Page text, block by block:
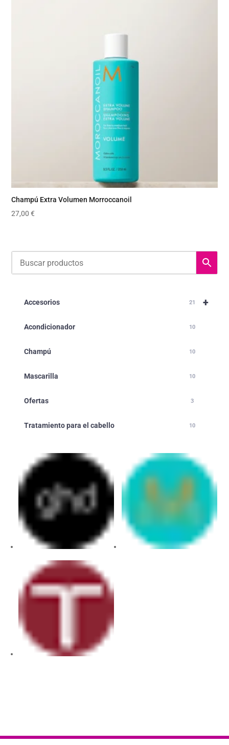
+
Accesorios 21
Acondicionador 10
Champú 10
Mascarilla 10
Ofertas 3
Tratamiento para el cabello 10
Champú Extra Volumen Morroccanoil
27,00€